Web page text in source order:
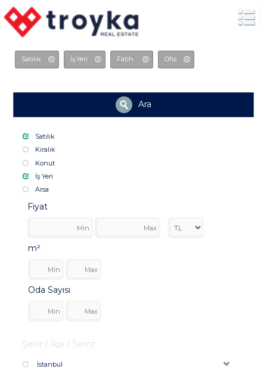
Satılık İş Yeri Fatih Ofis
Ara
Satılık
Kiralık
Konut
İş Yeri
Arsa
Fiyat
m²
Oda Sayısı
Şehir / İlçe / Semt
İstanbul